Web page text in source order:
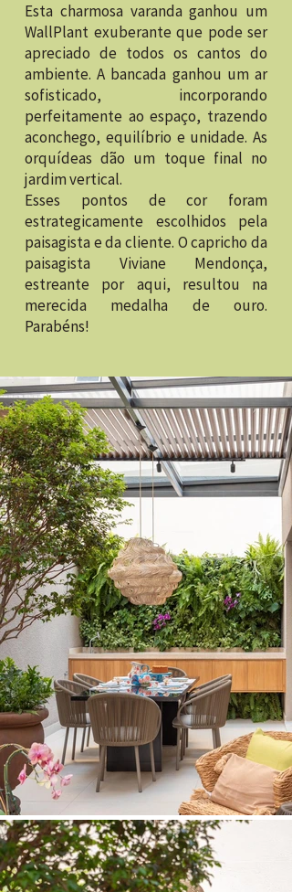
Esta charmosa varanda ganhou um
WallPlant exuberante que pode ser
apreciado de todos os cantos do
ambiente. A bancada ganhou um ar
sofisticado, incorporando
perfeitamente ao espaço, trazendo
aconchego, equilíbrio e unidade. As
orquídeas dão um toque final no
jardim vertical.
Esses pontos de cor foram
estrategicamente escolhidos pela
paisagista e da cliente. O capricho da
paisagista Viviane Mendonça,
estreante por aqui, resultou na
merecida medalha de ouro.
Parabéns!